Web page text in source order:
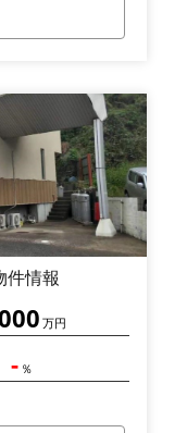
件情報
万円
- ％